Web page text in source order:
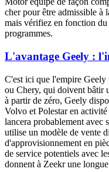
cher pour être admissible à
mais vérifiez en fonction
programmes.
L'avantage Geely :
C'est ici que l'empire
ou Chery, qui doivent bâtir
à partir de zéro, Geely
Volvo et Polestar en
lancera probablement avec
utilise un modèle de vente
d'approvisionnement en
de service potentiels avec
donnent à Zeekr une